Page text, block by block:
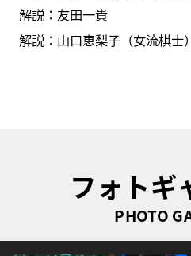
解説：友田一貴
解説：山口恵梨子（女流棋士）
フォトギ
PHOTO